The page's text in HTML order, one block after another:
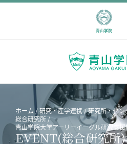
青山学院
ホーム 研究・産学連携 研究所・セン
総合研究所
青山学院大学アーリーイーグル研究支
EVENT(総合研究所)